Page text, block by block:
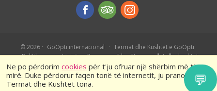
Ne po përdorimcookies për t'ju ofruar një shërbim më të
mirë. Duke përdorur faqen tonë të internetit, ju pranoni
Termat dhe Kushtet tona.
© 2026 GoOpti internacional
Termat dhe Kushtet e GoOpti
Politika e privatësisë
Rezervo më herët – rregullat dhe kushtet
💬